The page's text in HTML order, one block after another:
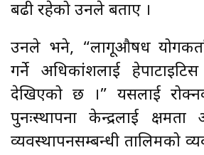
बढी रहेको उनले बताए ।
उनले भने, “लागूऔषध
गर्ने अधिकांशलाई
देखिएको छ ।” यसलाई
पुनःस्थापना केन्द्रलाई क्षमता
व्यवस्थापनसम्बन्धी तालिमको